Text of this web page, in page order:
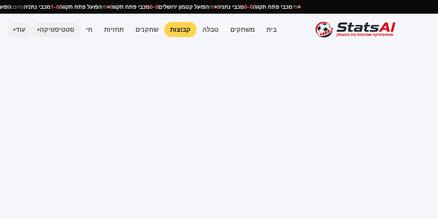
חימכבי פתח תקווה0–0 מכבי נתניה חיהפועל קטמון ירושלים0–0 מכבי פתח תקווה חיהפועל פתח תקווה0–1 מכבי נתניהסיום:
בית משחקים טבלה קבוצות שחקנים תחזיות חי סטטיסטיקה▾ עוד▾